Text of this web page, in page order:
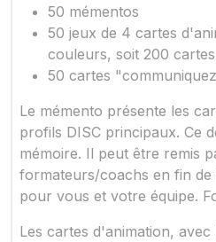
50 mémentos
50 jeux de 4 cartes
couleurs, soit 200 cartes
50 cartes
Le mémento présente les
profils DISC principaux. Ce
mémoire. Il peut être remis
formateurs/coachs en fin
pour vous et votre équipe.
Les cartes d'animation, avec